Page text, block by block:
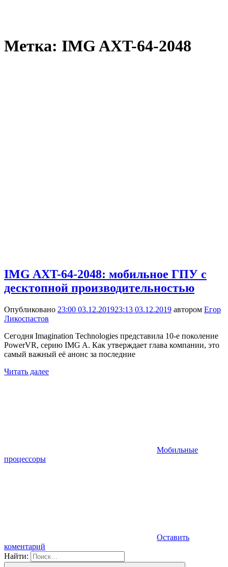
Метка: IMG AXT-64-2048
IMG AXT-64-2048: мобильное ГПУ с
десктопной производительностью
Опубликовано 23:00 03.12.201923:13 03.12.2019 автором Егор
Ликоспастов
Сегодня Imagination Technologies представила 10-е поколение
PowerVR, серию IMG A. Как утверждает глава компании, это
самый важный её анонс за последние
Читать далее
Мобильные
процессоры
Оставить
коментарий
Найти: